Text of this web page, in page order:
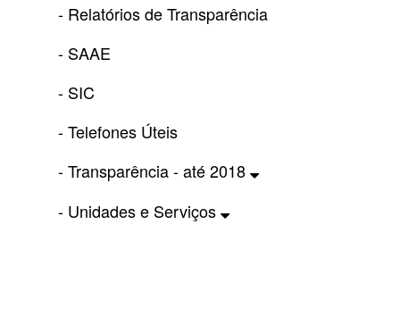
- Relatórios de Transparência
- SAAE
- SIC
- Telefones Úteis
- Transparência - até 2018
- Unidades e Serviços